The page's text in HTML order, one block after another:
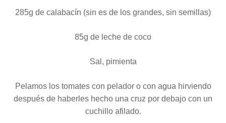
285g de calabacín (sin es de los grandes, sin semillas)
85g de leche de coco
Sal, pimienta
Pelamos los tomates con pelador o con agua hirviendo
después de haberles hecho una cruz por debajo con un
cuchillo afilado.